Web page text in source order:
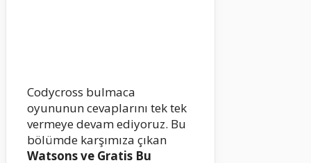
Codycross bulmaca
oyununun cevaplarını tek tek
vermeye devam ediyoruz. Bu
bölümde karşımıza çıkan
Watsons ve Gratis Bu